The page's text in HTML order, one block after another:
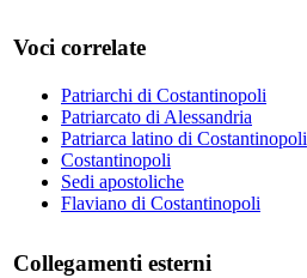
Voci correlate
Patriarchi di Costantinopoli
Patriarcato di Alessandria
Patriarca latino di Costantinopoli
Costantinopoli
Sedi apostoliche
Flaviano di Costantinopoli
Collegamenti esterni